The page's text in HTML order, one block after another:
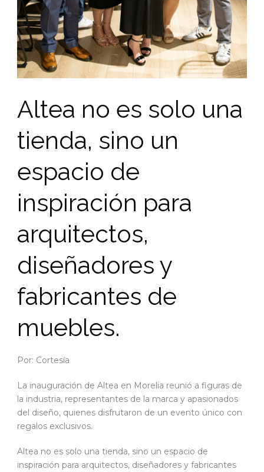
Altea no es solo una
tienda, sino un
espacio de
inspiración para
arquitectos,
diseñadores y
fabricantes de
muebles.
Por: Cortesía
La inauguración de Altea en Morelia reunió a figuras de
la industria, representantes de la marca y apasionados
del diseño, quienes disfrutaron de un evento único con
regalos exclusivos.
Altea no es solo una tienda, sino un espacio de
inspiración para arquitectos, diseñadores y fabricantes